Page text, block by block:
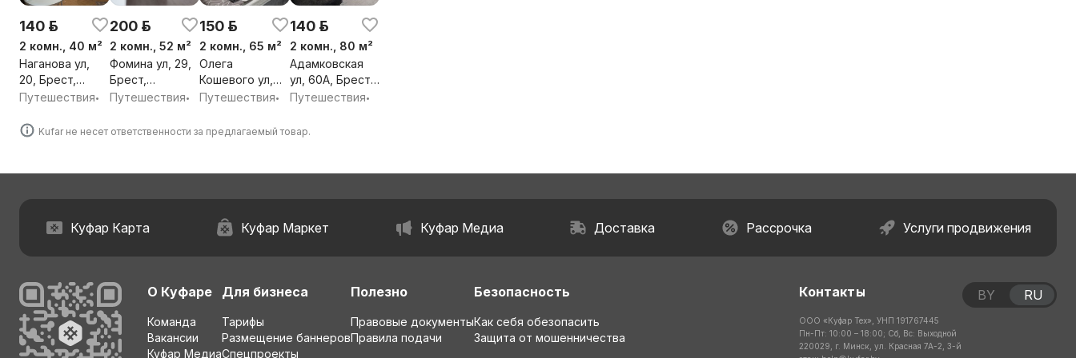
140 р.
2 комн., 40 м²
Наганова ул,
20, Брест,
Брестская обл.
Путешествия•
200 р.
2 комн., 52 м²
Фомина ул, 29,
Брест,
Брестская обл.
Путешествия•
150 р.
2 комн., 65 м²
Олега
Кошевого ул,
2Б, Брест,
Путешествия•
140 р.
2 комн., 80 м²
Адамковская
ул, 60А, Брест,
Брестская обл.
Путешествия•
Kufar не несет ответственности за предлагаемый товар.
Куфар Карта Куфар Маркет Куфар Медиа Доставка Рассрочка Услуги продвижения
О Куфаре
Команда
Вакансии
Куфар Медиа
Для бизнеса
Тарифы
Размещение баннеров
Спецпроекты
Полезно
Правовые документы
Правила подачи
Безопасность
Как себя обезопасить
Защита от мошенничества
Контакты
ООО «Куфар Тех», УНП 191767445
Пн-Пт: 10:00 – 18:00; Сб, Вс: Выходной
220029, г. Минск, ул. Красная 7А-2, 3-й
BY RU